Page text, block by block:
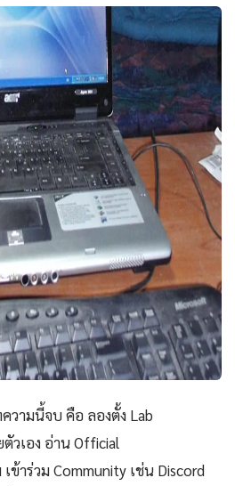
วามนี้จบ คือ ลองตั้ง Lab
วเอง อ่าน Official
ข้าร่วม Community เช่น Discord